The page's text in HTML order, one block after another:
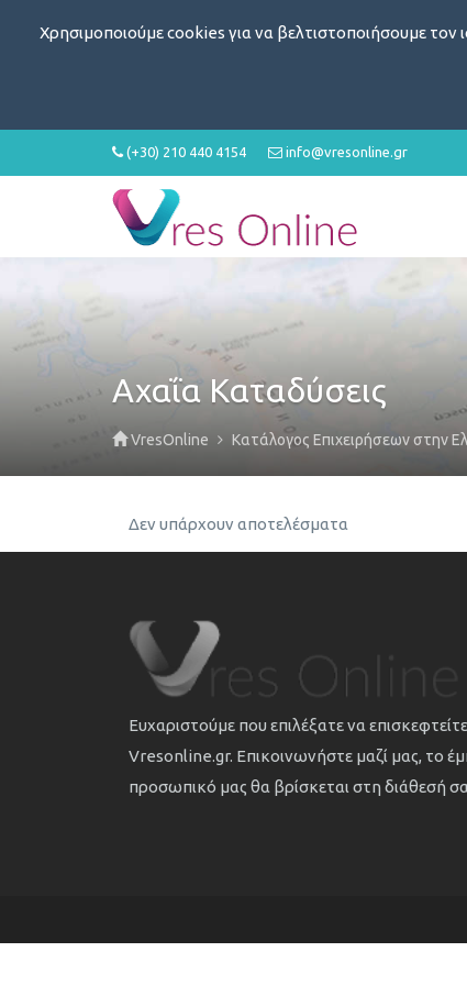
Χρησιμοποιούμε cookies για να βελτιστοποιήσουμε
(+30) 210 440 4154 info@vresonline.gr
Αχαΐα Καταδύσεις
VresOnline Κατάλογος Επιχειρήσεων στην
Δεν υπάρχουν αποτελέσματα
Ευχαριστούμε που επιλέξατε να
Vresonline.gr. Επικοινωνήστε μαζί μας, το
προσωπικό μας θα βρίσκεται στη διάθεσή